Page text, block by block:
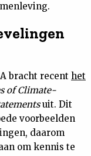
bracht recent het
of Climate-
uit. Dit
voorbeelden
daarom
om kennis te